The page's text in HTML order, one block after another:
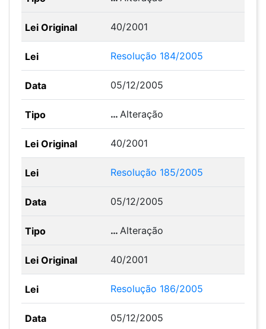
40/2001
Resolução 184/2005
05/12/2005
…Alteração
40/2001
Resolução 185/2005
05/12/2005
…Alteração
40/2001
Resolução 186/2005
05/12/2005